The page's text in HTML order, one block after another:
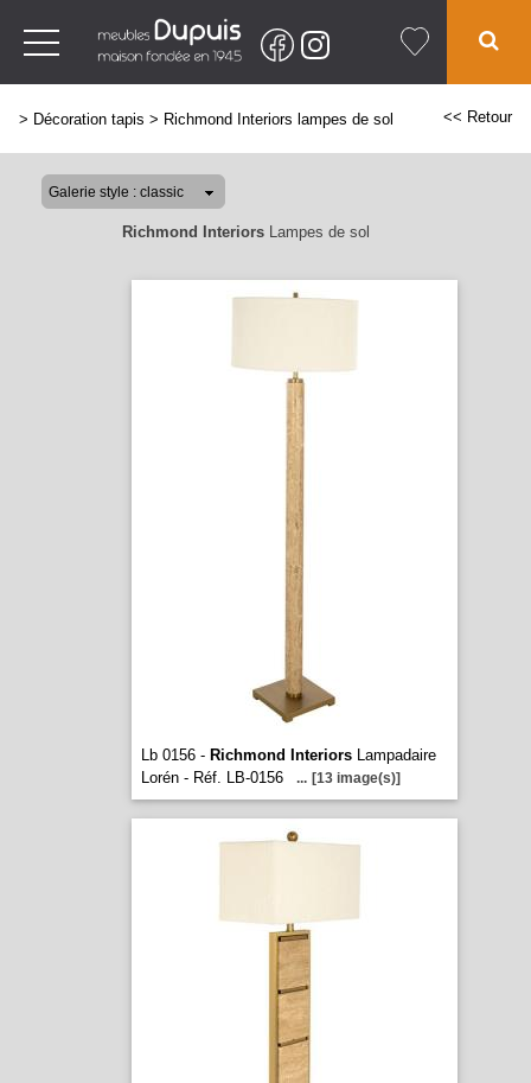
> Décoration tapis > Richmond Interiors lampes de sol << Retour
Richmond InteriorsLampes de sol
Lb 0156 - Richmond InteriorsLampadaire
Lorén - Réf. LB-0156
... [13 image(s)]